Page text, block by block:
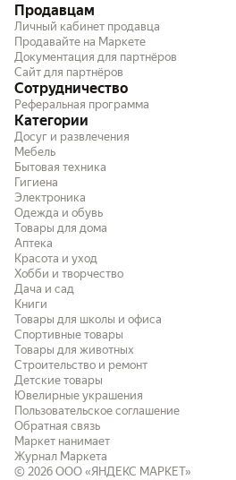
Продавцам
Личный кабинет продавца
Продавайте на Маркете
Документация для партнёров
Сайт для партнёров
Сотрудничество
Реферальная программа
Категории
Досуг и развлечения
Мебель
Бытовая техника
Гигиена
Электроника
Одежда и обувь
Товары для дома
Аптека
Красота и уход
Хобби и творчество
Дача и сад
Книги
Товары для школы и офиса
Спортивные товары
Товары для животных
Строительство и ремонт
Детские товары
Ювелирные украшения
Пользовательское соглашение
Обратная связь
Маркет нанимает
Журнал Маркета
© 2026 ООО «ЯНДЕКС МАРКЕТ»